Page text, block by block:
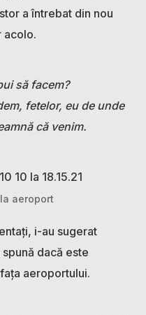
a întrebat din nou
acolo.
să facem?
fetelor, eu de unde
că venim.
aeroport
i-au sugerat
dacă este
aeroportului.